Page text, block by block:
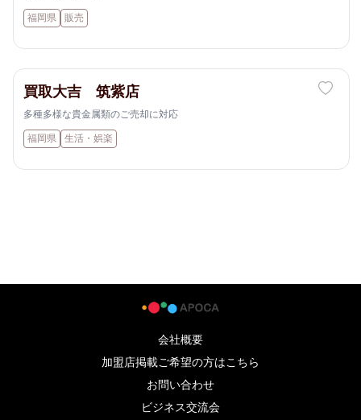
福岡県 販売
買取大吉 筑紫店
多種多様な貴金属類のご売却に対応
福岡県 生活・娯楽
会社概要
加盟店掲載ご希望の方はこちら
お問い合わせ
ビジネス交流会